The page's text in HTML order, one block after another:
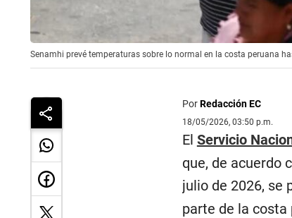
Senamhi prevé temperaturas sobre lo normal en la costa peruana
PorRedacción EC
18/05/2026, 03:50 p.m.
El Servicio
que, de acuerdo
julio de 2026, se
parte de la costa